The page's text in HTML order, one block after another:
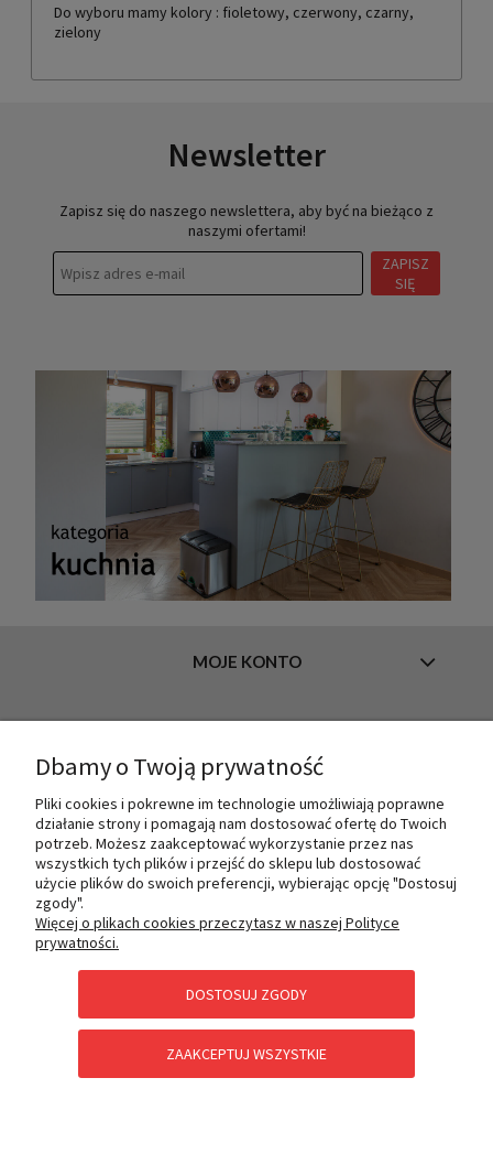
Do wyboru mamy kolory : fioletowy, czerwony, czarny,
zielony
Newsletter
Zapisz się do naszego newslettera, aby być na bieżąco z
naszymi ofertami!
ZAPISZ
SIĘ
MOJE KONTO
O NAS
PŁATNOŚCI I DOSTAWA
POMOC
Dbamy o Twoją prywatność
Pliki cookies i pokrewne im technologie umożliwiają poprawne
działanie strony i pomagają nam dostosować ofertę do Twoich
potrzeb. Możesz zaakceptować wykorzystanie przez nas
wszystkich tych plików i przejść do sklepu lub dostosować
użycie plików do swoich preferencji, wybierając opcję "Dostosuj
zgody".
Więcej o plikach cookies przeczytasz w naszej Polityce
prywatności.
DOSTOSUJ ZGODY
ZAAKCEPTUJ WSZYSTKIE